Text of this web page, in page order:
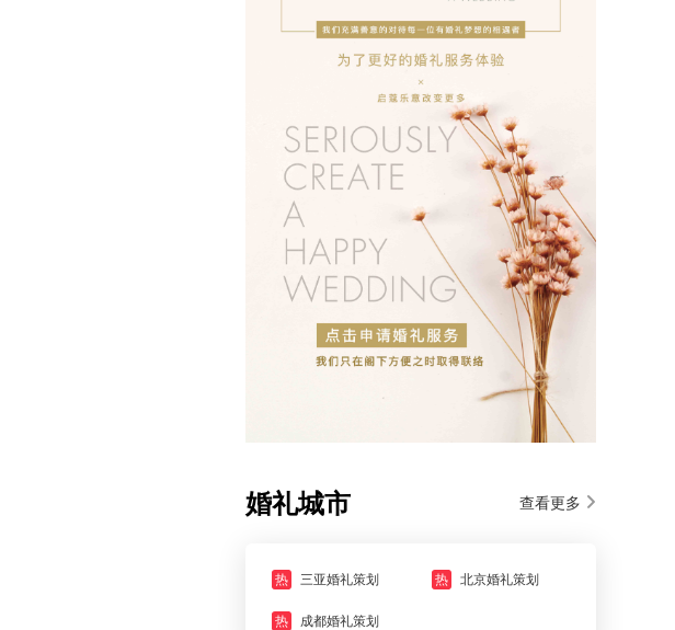
婚礼城市 查看更多
热 三亚婚礼策划 热 北京婚礼策划
热 成都婚礼策划